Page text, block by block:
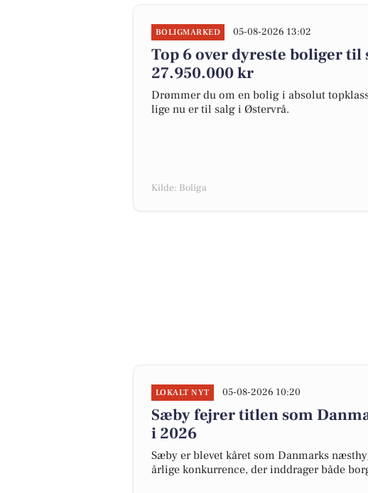
BOLIGMARKED 05-08-2026 13:02
Top 6 over dyreste boliger
27.950.000 kr
Drømmer du om en bolig i absolut
lige nu er til salg i Østervrå.
Kilde: Boliga
LOKALT NYT 05-08-2026 10:20
Sæby fejrer titlen som
i 2026
Sæby er blevet kåret som Danmarks
årlige konkurrence, der inddrager både